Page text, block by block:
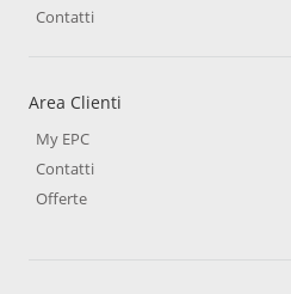
Contatti
Area Clienti
My EPC
Contatti
Offerte